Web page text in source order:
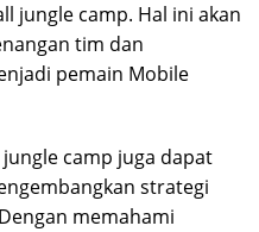
jungle camp. Hal ini akan
tim dan
pemain Mobile
camp juga dapat
strategi
memahami